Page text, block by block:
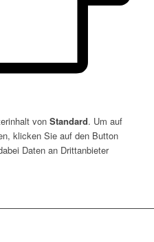
von Standard. Um auf
klicken Sie auf den Button
Daten an Drittanbieter